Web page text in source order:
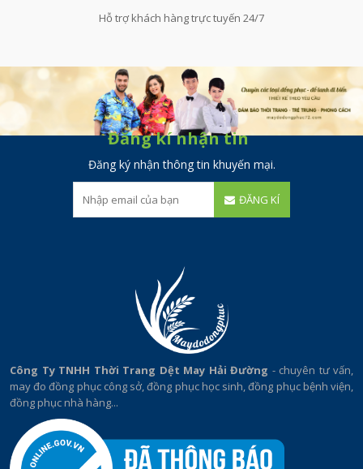
Hỗ trợ khách hàng trực tuyến 24/7
Đăng kí nhận tin
Đăng ký nhận thông tin khuyến mại.
ĐĂNG KÍ
Công Ty TNHH Thời Trang Dệt May Hải Đường - chuyên tư vấn,
may đo đồng phục công sở, đồng phục học sinh, đồng phục bệnh viện,
đồng phục nhà hàng...